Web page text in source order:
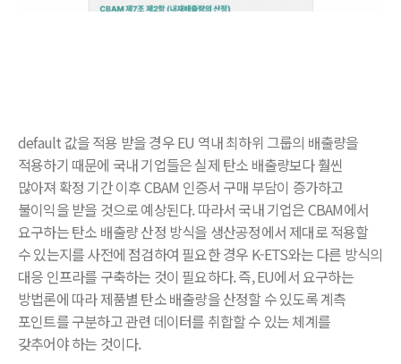
default 값을 적용 받을 경우 EU 역내 최하위 그룹의 배출량을
적용하기 때문에 국내 기업들은 실제 탄소 배출량보다 훨씬
많아져 확정 기간 이후 CBAM 인증서 구매 부담이 증가하고
불이익을 받을 것으로 예상된다. 따라서 국내 기업은 CBAM에서
요구하는 탄소 배출량 산정 방식을 생산공정에서 제대로 적용할
수 있는지를 사전에 점검하여 필요한 경우 K-ETS와는 다른 방식의
대응 인프라를 구축하는 것이 필요하다. 즉, EU에서 요구하는
방법론에 따라 제품별 탄소 배출량을 산정할 수 있도록 계측
포인트를 구분하고 관련 데이터를 취합할 수 있는 체계를
갖추어야 하는 것이다.